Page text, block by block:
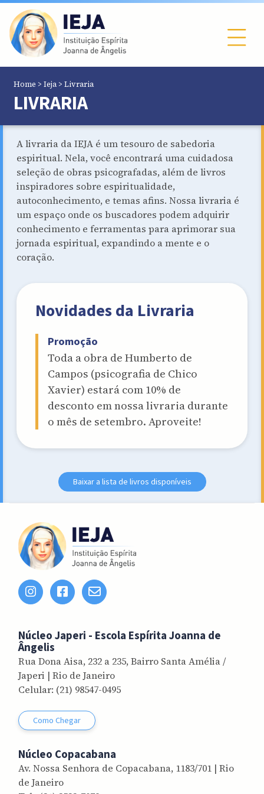
Home > Ieja> Livraria
LIVRARIA
A livraria da IEJA é um tesouro de sabedoria
espiritual. Nela, você encontrará uma cuidadosa
seleção de obras psicografadas, além de livros
inspiradores sobre espiritualidade,
autoconhecimento, e temas afins. Nossa livraria é
um espaço onde os buscadores podem adquirir
conhecimento e ferramentas para aprimorar sua
jornada espiritual, expandindo a mente e o
coração.
Novidades da Livraria
Promoção
Toda a obra de Humberto de
Campos (psicografia de Chico
Xavier) estará com 10% de
desconto em nossa livraria durante
o mês de setembro. Aproveite!
Baixar a lista de livros disponíveis
Núcleo Japeri - Escola Espírita Joanna de
Ângelis
Rua Dona Aisa, 232 a 235, Bairro Santa Amélia /
Japeri | Rio de Janeiro
Celular: (21) 98547-0495
Como Chegar
Núcleo Copacabana
Av. Nossa Senhora de Copacabana, 1183/701 | Rio
de Janeiro